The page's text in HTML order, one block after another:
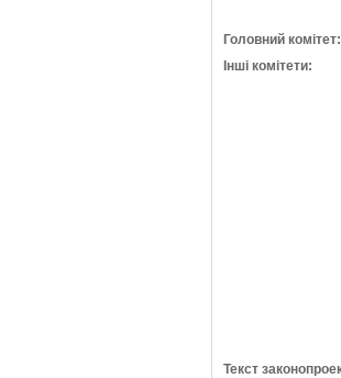
Головний комітет:
Інші комітети:
Текст